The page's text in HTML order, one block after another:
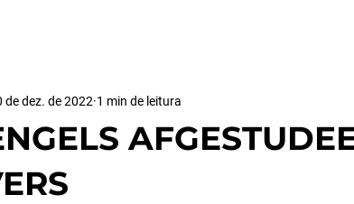
de dez. de 2022 1 min de leitura